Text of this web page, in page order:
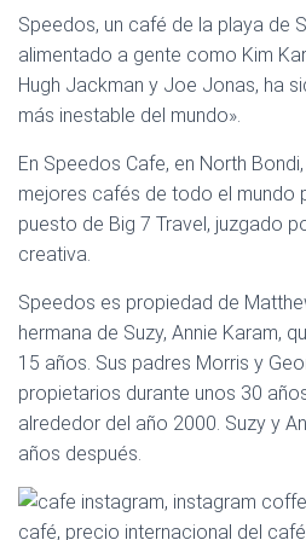
Speedos, un café de la playa de
alimentado a gente como Kim
Hugh Jackman y Joe Jonas, ha
más inestable del mundo».
En Speedos Cafe, en North
mejores cafés de todo el mundo
puesto de Big 7 Travel, juzgado
creativa.
Speedos es propiedad de
hermana de Suzy, Annie Karam,
15 años. Sus padres Morris y
propietarios durante unos 30
alrededor del año 2000. Suzy y
años después.